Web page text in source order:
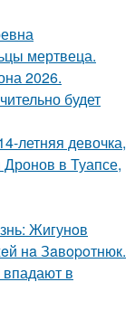
мертвеца.
2026.
будет
летняя девочка,
Дронов в Туапсе,
Жигунoв
нa Зaвopoтнюк.
в